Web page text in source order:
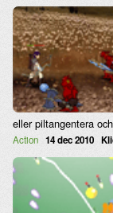
eller piltangentera
Action 14 dec 2010